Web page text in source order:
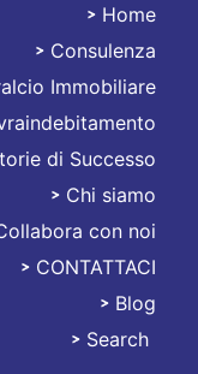
Home
Consulenza
Immobiliare
di Successo
Chi siamo
con noi
CONTATTACI
Blog
Search